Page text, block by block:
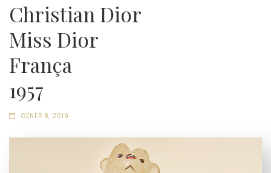
Christian Dior
Miss Dior
França
1957
GENER 8, 2019